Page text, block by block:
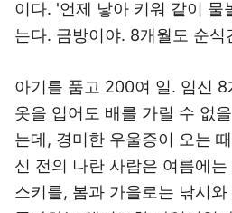
이다. '언제 낳아 키워 같이 물
는다. 금방이야. 8개월도 순식
아기를 품고 200여 일. 임신 8
옷을 입어도 배를 가릴 수 없
는데, 경미한 우울증이 오는
신 전의 나란 사람은 여름에
스키를, 봄과 가을로는 낚시